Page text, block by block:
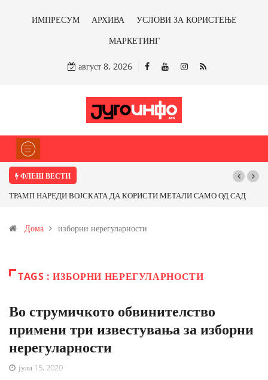
ИМПРЕСУМ АРХИВА
УСЛОВИ ЗА КОРИСТЕЊЕ
МАРКЕТИНГ
август 8, 2026
ФЛЕШ ВЕСТИ
ТРАМП НАРЕДИ ВОЈСКАТА ДА КОРИСТИ МЕТАЛИ САМО ОД САД
Иловица и со антимонот?
Дома изборни нерегуларности
TAGS : ИЗБОРНИ НЕРЕГУЛАРНОСТИ
Во струмичкото обвинителство
примени три известувања за изборни
нерегуларности
јули 15, 2020